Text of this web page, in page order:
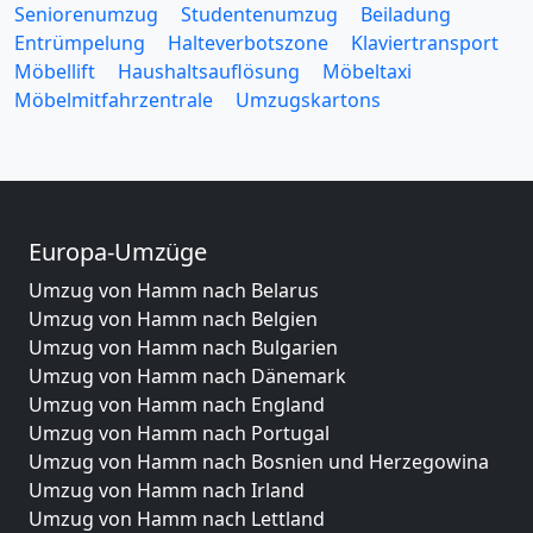
Seniorenumzug
Studentenumzug
Beiladung
Entrümpelung
Halteverbotszone
Klaviertransport
Möbellift
Haushaltsauflösung
Möbeltaxi
Möbelmitfahrzentrale
Umzugskartons
Europa-Umzüge
Umzug von Hamm nach Belarus
Umzug von Hamm nach Belgien
Umzug von Hamm nach Bulgarien
Umzug von Hamm nach Dänemark
Umzug von Hamm nach England
Umzug von Hamm nach Portugal
Umzug von Hamm nach Bosnien und Herzegowina
Umzug von Hamm nach Irland
Umzug von Hamm nach Lettland